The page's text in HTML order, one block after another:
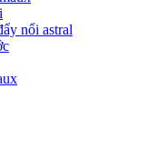
nổi astral